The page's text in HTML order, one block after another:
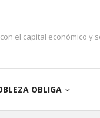
el capital económico y
OBLIGA